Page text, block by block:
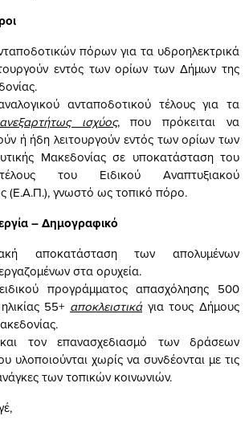
πόρων για τα υδροηλεκτρικά
εντός των ορίων των Δήμων της
ανταποδοτικού τέλους για τα
ανεξαρτήτως ισχύος, που πρόκειται να
ή ήδη λειτουργούν εντός των ορίων των
Μακεδονίας σε υποκατάσταση του
τέλους του Ειδικού Αναπτυξιακού
(Ε.Α.Π.), γνωστό ως τοπικό πόρο.
– Δημογραφικό
αποκατάσταση των απολυμένων
στα ορυχεία.
προγράμματος απασχόλησης 500
55+ αποκλειστικάγια τους Δήμους
τον επανασχεδιασμό των δράσεων
υλοποιούνται χωρίς να συνδέονται με τις
των τοπικών κοινωνιών.